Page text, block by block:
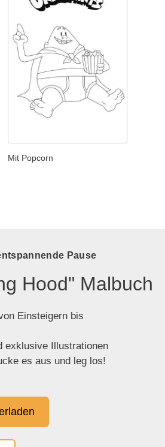
Mit Popcorn
Pause
Hood" Malbuch
Einsteigern bis
exklusive Illustrationen
es aus und leg los!